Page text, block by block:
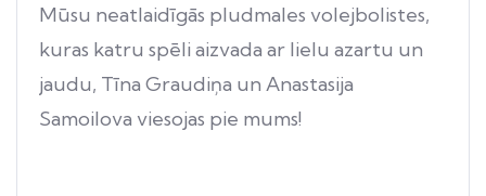
Mūsu neatlaidīgās pludmales volejbolistes,
kuras katru spēli aizvada ar lielu azartu un
jaudu, Tīna Graudiņa un Anastasija
Samoilova viesojas pie mums!